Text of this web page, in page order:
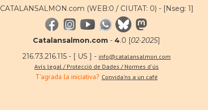
CATALANSALMON.com (WEB:0 / CIUTAT: 0) - [Nseg: 1]
Catalansalmon.com - 4.0 [02·2025]
216.73.216.115 - [ US ] - info@catalansalmon.com
Avís legal / Protecció de Dades / Normes d'ús
T'agrada la iniciativa? Convida'ns a un café